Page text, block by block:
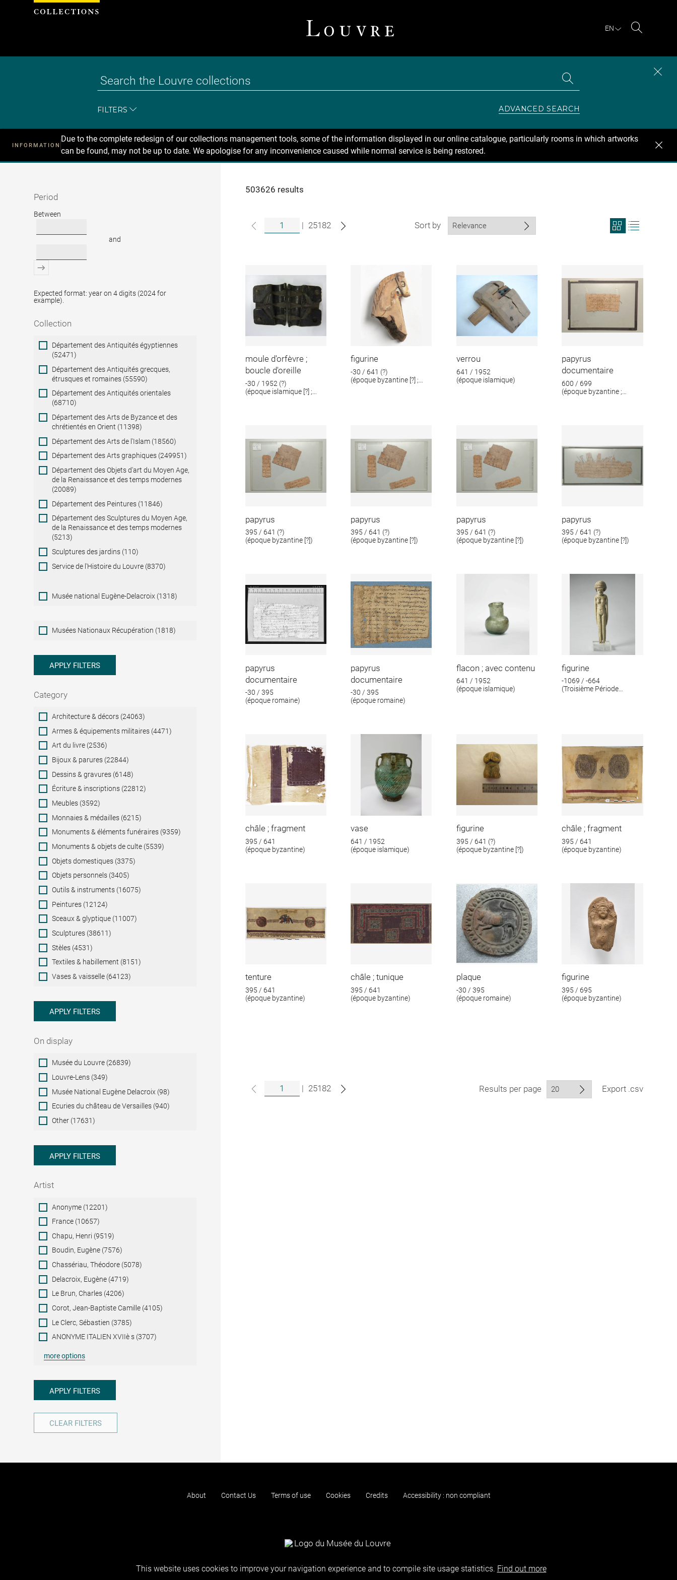
EN
FILTERS ADVANCED SEARCH
INFORMATION
Due to the complete redesign of our collections management tools, some of the information displayed in our online catalogue, particularly rooms in which artworks
can be found, may not be up to date. We apologise for any inconvenience caused while normal service is being restored.
Recherche
Period
Period
Between
and
Expected format: year on 4 digits (2024 for
example).
Collection
Collection
Département des Antiquités égyptiennes
(52471)
Département des Antiquités grecques,
étrusques et romaines (55590)
Département des Antiquités orientales
(68710)
Département des Arts de Byzance et des
chrétientés en Orient (11398)
Département des Arts de l'Islam (18560)
Département des Arts graphiques (249951)
Département des Objets d'art du Moyen Age,
de la Renaissance et des temps modernes
(20089)
Département des Peintures (11846)
Département des Sculptures du Moyen Age,
de la Renaissance et des temps modernes
(5213)
Sculptures des jardins (110)
Service de l'Histoire du Louvre (8370)
Musée national Eugène-Delacroix (1318)
Musées
Nationaux
Musées Nationaux Récupération (1818)
APPLY FILTERS
Category
Category
Architecture & décors (24063)
Armes & équipements militaires (4471)
Art du livre (2536)
Bijoux & parures (22844)
Dessins & gravures (6148)
Écriture & inscriptions (22812)
Meubles (3592)
Monnaies & médailles (6215)
Monuments & éléments funéraires (9359)
Monuments & objets de culte (5539)
Objets domestiques (3375)
Objets personnels (3405)
Outils & instruments (16075)
Peintures (12124)
Sceaux & glyptique (11007)
Sculptures (38611)
Stèles (4531)
Textiles & habillement (8151)
Vases & vaisselle (64123)
APPLY FILTERS
On display
On
display
Musée du Louvre (26839)
Louvre-Lens (349)
Musée National Eugène Delacroix (98)
Ecuries du château de Versailles (940)
Other (17631)
APPLY FILTERS
Artist
ArtistAnonyme (12201)
France (10657)
Chapu, Henri (9519)
Boudin, Eugène (7576)
Chassériau, Théodore (5078)
Delacroix, Eugène (4719)
Le Brun, Charles (4206)
Corot, Jean-Baptiste Camille (4105)
Le Clerc, Sébastien (3785)
ANONYME ITALIEN XVIIè s (3707)
more options
APPLY FILTERS
CLEAR FILTERS
503626 results
| 25182 Sort by
View
search
moule d'orfèvre ;
boucle d'oreille
-30 / 1952 (?)
(époque islamique [?] ;
figurine
-30 / 641 (?)
(époque byzantine [?] ;
verrou
641 / 1952
(époque islamique)
papyrus
documentaire
600 / 699
(époque byzantine ;
papyrus
395 / 641 (?)
(époque byzantine [?])
papyrus
395 / 641 (?)
(époque byzantine [?])
papyrus
395 / 641 (?)
(époque byzantine [?])
papyrus
395 / 641 (?)
(époque byzantine [?])
papyrus
documentaire
-30 / 395
(époque romaine)
papyrus
documentaire
-30 / 395
(époque romaine)
flacon ; avec contenu
641 / 1952
(époque islamique)
figurine
-1069 / -664
(Troisième Période
châle ; fragment
395 / 641
(époque byzantine)
vase
641 / 1952
(époque islamique)
figurine
395 / 641 (?)
(époque byzantine [?])
châle ; fragment
395 / 641
(époque byzantine)
tenture
395 / 641
(époque byzantine)
châle ; tunique
395 / 641
(époque byzantine)
plaque
-30 / 395
(époque romaine)
figurine
395 / 695
(époque byzantine)
| 25182 Results per page Export .csv
About Contact Us Terms of use Cookies Credits Accessibility : non compliant
Cookies management panel
This website uses cookies to improve your navigation experience and to compile site usage statistics. Find out more